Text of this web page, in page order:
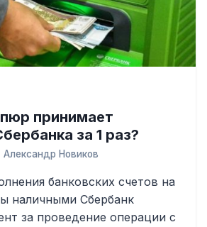
принимает
за 1 раз?
Александр Новиков
банковских счетов на
наличными Сбербанк
за проведение операции с